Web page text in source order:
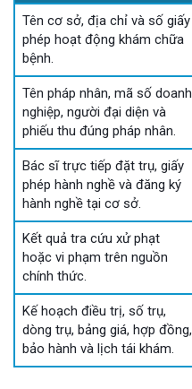
Tên cơ sở, địa chỉ và số giấy
phép hoạt động khám chữa
bệnh.
Tên pháp nhân, mã số doanh
nghiệp, người đại diện và
phiếu thu đúng pháp nhân.
Bác sĩ trực tiếp đặt trụ, giấy
phép hành nghề và đăng ký
hành nghề tại cơ sở.
Kết quả tra cứu xử phạt
hoặc vi phạm trên nguồn
chính thức.
Kế hoạch điều trị, số trụ,
dòng trụ, bảng giá, hợp đồng,
bảo hành và lịch tái khám.